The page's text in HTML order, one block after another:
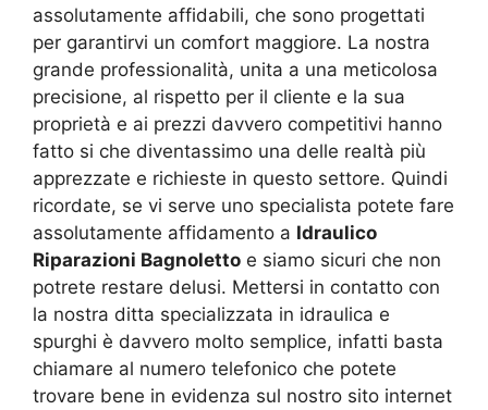
assolutamente affidabili, che sono progettati
per garantirvi un comfort maggiore. La nostra
grande professionalità, unita a una meticolosa
precisione, al rispetto per il cliente e la sua
proprietà e ai prezzi davvero competitivi hanno
fatto si che diventassimo una delle realtà più
apprezzate e richieste in questo settore. Quindi
ricordate, se vi serve uno specialista potete fare
assolutamente affidamento a Idraulico
Riparazioni Bagnoletto e siamo sicuri che non
potrete restare delusi. Mettersi in contatto con
la nostra ditta specializzata in idraulica e
spurghi è davvero molto semplice, infatti basta
chiamare al numero telefonico che potete
trovare bene in evidenza sul nostro sito internet